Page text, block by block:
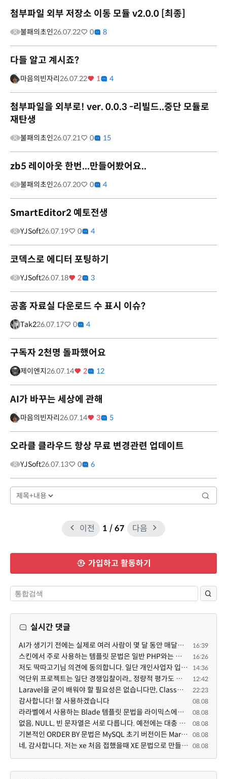
첨부파일 외부 저장소 이동 모듈 v2.0.0 [최종]
불패의초인26.07.22 0 8
다들 알고 계시죠?
마음의빈자리26.07.22 1 4
첨부파일을 외부로! ver. 0.0.3 -리빌드..중단 모듈로
재탄생
불패의초인26.07.21 0 15
zb5 레이아웃 한번...만들어봤어요..
불패의초인26.07.20 0 4
SmartEditor2 예토전생
YJSoft26.07.19 0 4
코덱스로 에디터 포팅하기
YJSoft26.07.18 2 3
공홈 자료실 다운로드 수 표시 이슈?
Tak226.07.17 0 4
구독자 2천명 돌파했어요
제이엔지26.07.14 2 12
AI가 바꾸는 세상에 관해
마음의빈자리26.07.14 3 5
오라클 클라우드 항상 무료 변경관련 업데이트
YJSoft26.07.13 0 6
이전 1 / 67 다음
가입하고 활동하기
실시간 댓글
AI가 생기기 전에는 실제로 여러 사람이 몇 달 동안 매달려야 하는 프로젝트였는데... 이제는 한두 명이 쳐... 16:39
스킨에서 주로 사용하는 템플릿 문법은 일반 PHP와는 다른 고유의 문법이라고 부를 만한 여지가 있습니다. ... 16:26
저도 딱따고기님 의견에 동의합니다. 일단 개인사업자 입장에서 억단위 프로젝트를 진행하면 요구사항도 빡... 14:36
억단위 프로젝트는 일단 경쟁입찰이라,, 정량적 평가도 중요합니다. 그래서 많은 고급인력을 보유할수록 유... 12:42
Laravel을 굳이 배워야 할 필요성은 없습니다만, Class기반의 객체 지향 프로그래밍과, PSR-4라는 Composer... 22:23
감사합니다! 잘 사용하겠습니다 08.08
라라벨에서 사용하는 Blade 템플릿 문법을 라이믹스에서도 일부분 도입하였는데, 양쪽의 템플릿 매뉴얼 분량... 08.08
없음, NULL, 빈 문자열은 서로 다릅니다. 예전에는 대충 써도 서로 통용되었지만, 그것 때문에 버그나 보안... 08.08
기본적인 ORDER BY 문법은 MySQL 초기 버전이든 MariaDB 최신 버전이든 차이가 없습니다. 라이믹스 게시판에... 08.08
네, 감사합니다. 저는 xe 처음 접했을때 XE 문법으로 만들었다고 해서 xe코드들이 php와 전혀 다른것 같이 ... 08.08